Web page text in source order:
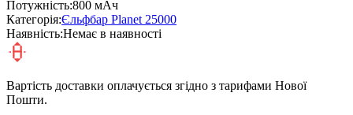
Потужність:800 мАч
Категорія:Єльфбар Planet 25000
Наявність:Немає в наявності
Вартість доставки оплачується згідно з тарифами Нової
Пошти.